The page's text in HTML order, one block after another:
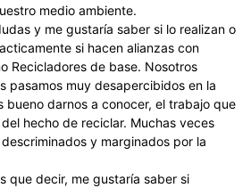
medio ambiente.
y me gustaría saber si lo realizan o
si hacen alianzas con
Recicladores de base. Nosotros
pasamos muy desapercibidos en la
bueno darnos a conocer, el trabajo que
hecho de reciclar. Muchas veces
y marginados por la
que decir, me gustaría saber si